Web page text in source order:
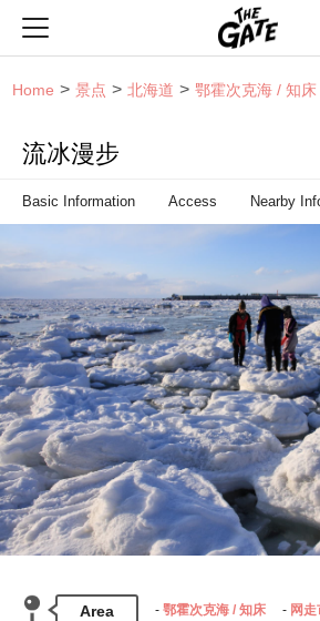
Home 景点 北海道 鄂霍次克海 / 知床
流冰漫步
Basic Information Access Nearby
Area 鄂霍次克海 / 知床 网走